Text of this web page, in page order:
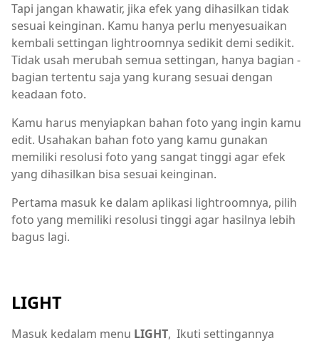
Tapi jangan khawatir, jika efek yang dihasilkan tidak
sesuai keinginan. Kamu hanya perlu menyesuaikan
kembali settingan lightroomnya sedikit demi sedikit.
Tidak usah merubah semua settingan, hanya bagian -
bagian tertentu saja yang kurang sesuai dengan
keadaan foto.
Kamu harus menyiapkan bahan foto yang ingin kamu
edit. Usahakan bahan foto yang kamu gunakan
memiliki resolusi foto yang sangat tinggi agar efek
yang dihasilkan bisa sesuai keinginan.
Pertama masuk ke dalam aplikasi lightroomnya, pilih
foto yang memiliki resolusi tinggi agar hasilnya lebih
bagus lagi.
LIGHT
Masuk kedalam menu LIGHT, Ikuti settingannya